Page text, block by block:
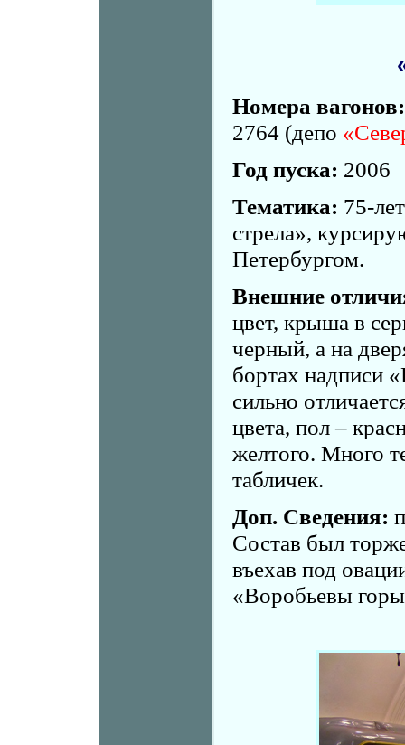
Номера вагонов:
2764 (депо
Год пуска: 2006
Тематика: 75-
стрела»,
Петербургом.
Внешние
цвет, крыша в
черный, а на
бортах надписи
сильно
цвета, пол –
желтого. Много
табличек.
Доп. Сведения:
Состав был
въехав под
«Воробьевы